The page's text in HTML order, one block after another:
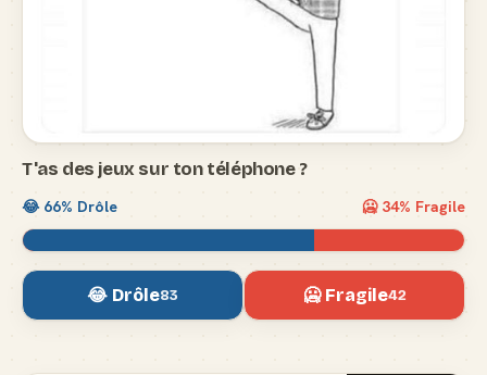
T'as des jeux sur ton téléphone ?
😂 66% Drôle 🥶 34% Fragile
😂 Drôle83 🥶 Fragile42